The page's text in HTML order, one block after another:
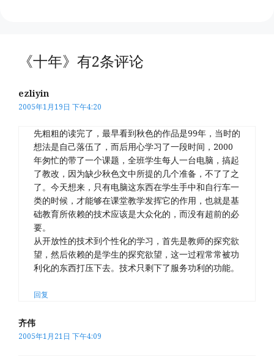
《十年》有2条评论
ezliyin
2005年1月19日 下午4:20
先粗粗的读完了，最早看到秋色的作品是99年，当时的
想法是自己落伍了，而后用心学习了一段时间，2000
年匆忙的带了一个课题，全班学生每人一台电脑，搞起
了教改，因为缺少秋色文中所提的几个准备，不了了之
了。今天想来，只有电脑这东西在学生手中和自行车一
类的时候，才能够在课堂教学发挥它的作用，也就是基
础教育所依赖的技术应该是大众化的，而没有超前的必
要。
从开放性的技术到个性化的学习，首先是教师的探究欲
望，然后依赖的是学生的探究欲望，这一过程常常被功
利化的东西打压下去。技术只剩下了服务功利的功能。
回复
齐伟
2005年1月21日 下午4:09